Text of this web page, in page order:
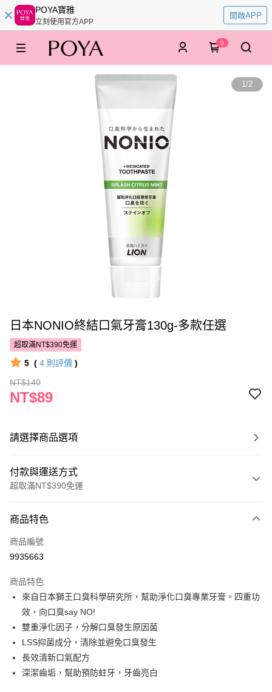
POYA寶雅
立刻使用官方APP
開啟APP
0
1/2
日本NONIO終結口氣牙膏130g-多款任選
超取滿NT$390免運
5 ( 4 則評價 )
NT$140
NT$89
請選擇商品選項
付款與運送方式
超取滿NT$390免運
POYA支付
信用卡一次付款
LINE Pay
Apple Pay
街口支付
悠遊付
商品特色
商品編號
9935663
商品特色
來自日本獅王口臭科學研究所，幫助淨化口臭專業牙膏。四重功
效，向口臭say NO!
雙重淨化因子，分解口臭發生原因菌
LSS抑菌成分，清除並避免口臭發生
長效清新口氣配方
深潔齒垢，幫助預防蛀牙，牙齒亮白